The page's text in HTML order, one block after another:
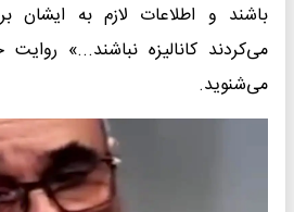
باشند و اطلاعات لازم به
می‌کردند کانالیزه نباشند...»
می‌شنوید.